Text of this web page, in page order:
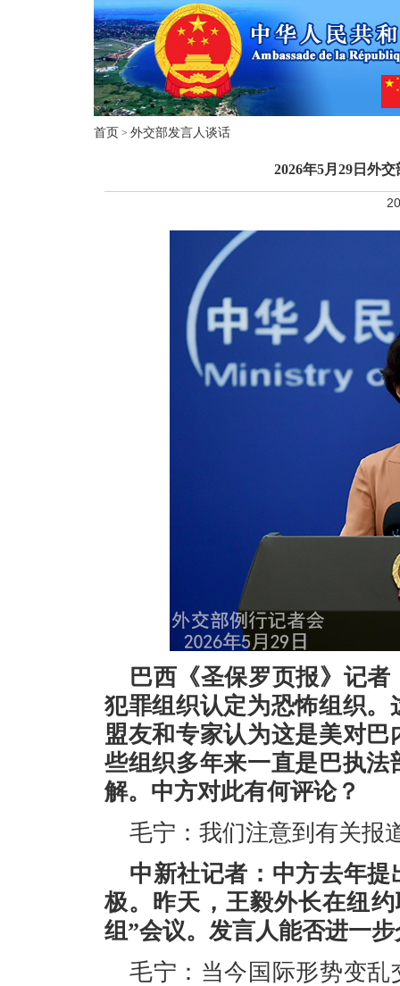
首页 > 外交部发言人谈话
2026年5月29日外
巴西《圣保罗页报》记
犯罪组织认定为恐怖组织
盟友和专家认为这是美对
些组织多年来一直是巴执
解。中方对此有何评论？
毛宁：我们注意到有关报
中新社记者：中方去年
极。昨天，王毅外长在纽
组”会议。发言人能否进一
毛宁：当今国际形势变